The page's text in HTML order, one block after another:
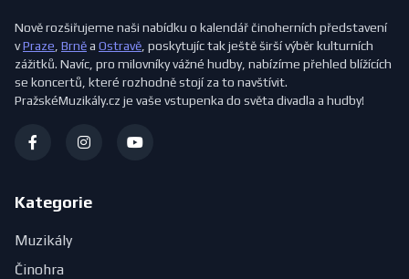
Nově rozšiřujeme naši nabídku o kalendář činoherních představení
vPraze Brněa Ostravě , poskytujíc tak ještě širší výběr kulturních
zážitků. Navíc, pro milovníky vážné hudby, nabízíme přehled blížících
se koncertů, které rozhodně stojí za to navštívit.
PražskéMuzikály.cz je vaše vstupenka do světa divadla a hudby!
Kategorie
Muzikály
Činohra